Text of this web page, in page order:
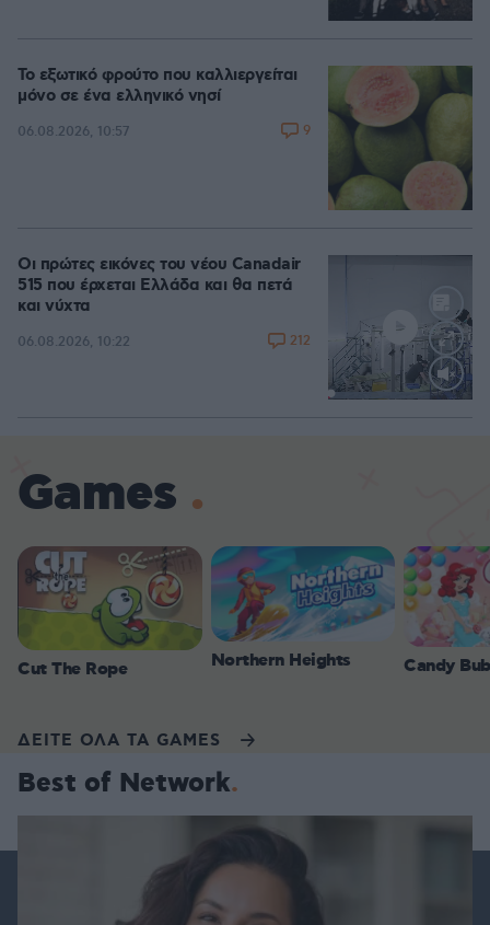
Το εξωτικό φρούτο που καλλιεργείται
μόνο σε ένα ελληνικό νησί
06.08.2026, 10:57 9
Loaded
Οι πρώτες εικόνες του νέου Canadair
515 που έρχεται Ελλάδα και θα πετά
και νύχτα
06.08.2026, 10:22 212
Games
Cut The Rope Northern Heights Candy
ΔΕΙΤΕ ΟΛΑ ΤΑ GAMES
Best of Network